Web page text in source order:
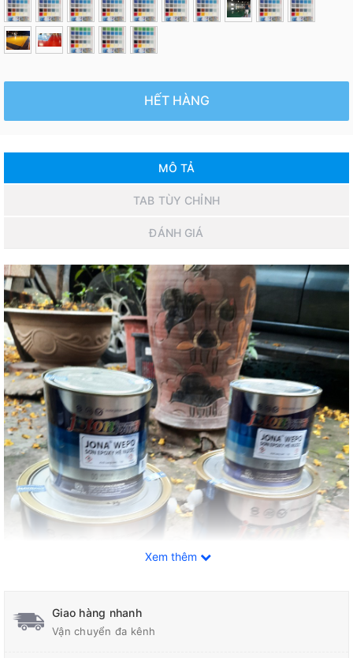
HẾT HÀNG
MÔ TẢ
TAB TÙY CHỈNH
ĐÁNH GIÁ
Xem thêm
Giao hàng nhanh
Vận chuyển đa kênh